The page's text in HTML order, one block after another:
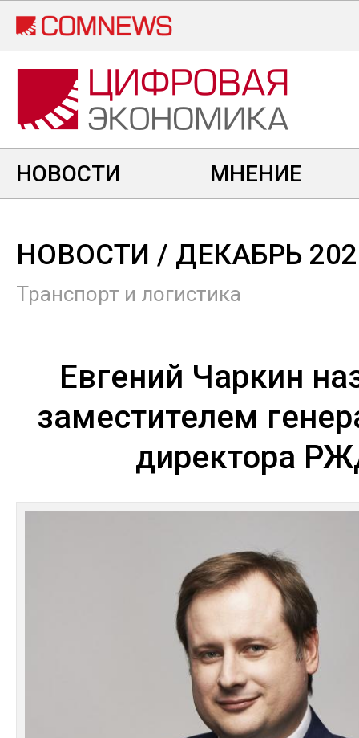
Перейти
к
основному
содержанию
НОВОСТИ МНЕНИЕ
НОВОСТИ / ДЕКАБРЬ
Транспорт и логистика
Евгений Чаркин
заместителем
директора